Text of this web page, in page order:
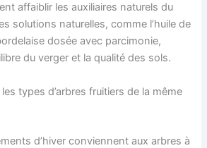
affaiblir les auxiliaires naturels du
solutions naturelles, comme l’huile de
dosée avec parcimonie,
du verger et la qualité des sols.
types d’arbres fruitiers de la même
d’hiver conviennent aux arbres à